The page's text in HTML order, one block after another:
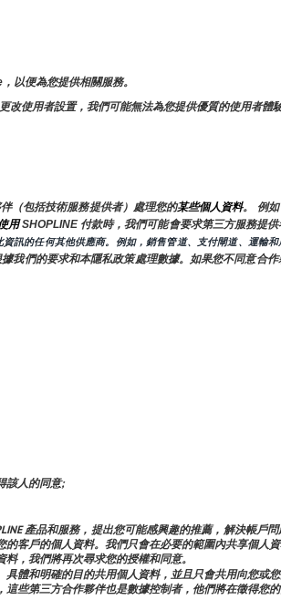
以便為您提供相關服務。
使用者設置，我們可能無法為您提供優質的使用者體
（包括技術服務提供者）處理您的某些個人資料。 例
用 SHOPLINE 付款時，我們可能會要求第三方服務提
訊的任何其他供應商。例如，銷售管道、支付閘道、運輸
我們的要求和本隱私政策處理數據。如果您不同意合
該人的同意;
產品和服務，提出您可能感興趣的推薦，解決帳
客戶的個人資料。我們只會在必要的範圍內共享個人
，我們將再次尋求您的授權和同意。
體和明確的目的共用個人資料，並且只會共用向您或
這些第三方合作夥伴也是數據控制者，他們將在徵得您